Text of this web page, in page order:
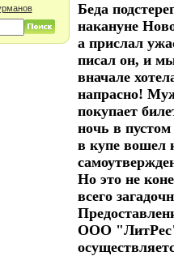
Беда
накануне
а прислал
писал он, и
вначале
напрасно!
покупает
ночь в
в купе вошел
Но это не
всего
ООО "ЛитРес"